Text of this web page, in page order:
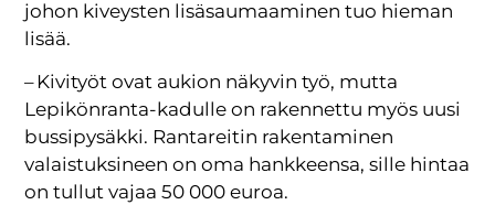
johon kiveysten lisäsaumaaminen tuo hieman
lisää.
– Kivityöt ovat aukion näkyvin työ, mutta
Lepikönranta-kadulle on rakennettu myös uusi
bussipysäkki. Rantareitin rakentaminen
valaistuksineen on oma hankkeensa, sille hintaa
on tullut vajaa 50 000 euroa.